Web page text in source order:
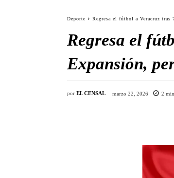
Deporte Regresa el fútbol a Veracruz
Regresa el
Expansión,
por EL CENSAL marzo 22, 2026 2 min.